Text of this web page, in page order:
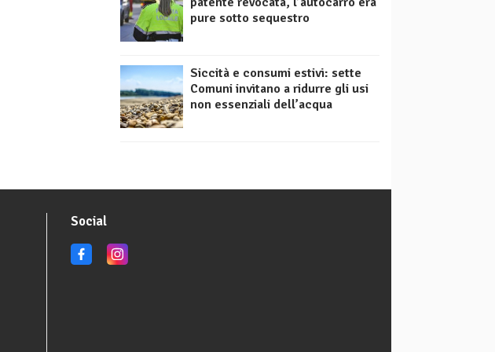
pure sotto sequestro
Siccità e consumi estivi: sette
Comuni invitano a ridurre gli usi
non essenziali dell’acqua
Social